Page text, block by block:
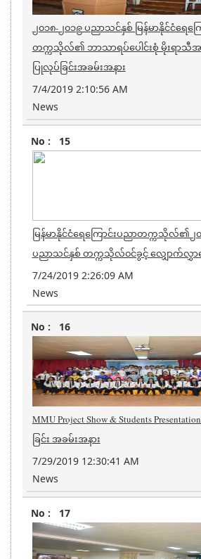
၂၀၁၈-၂၀၁၉ ပညာသင်နှစ် မြန်မာနိုင်ငံရေက
တက္ကသိုလ်၏ ဘာသာရပ်ပေါင်းစုံ မိုးရာသီအာ
ပြုလုပ်ခြင်းအခမ်းအနား
7/4/2019 2:10:56 AM
News
15
မြန်မာနိုင်ငံရေကြောင်းပညာတက္ကသိုလ်၏၂
ပညာသင်နှစ် တက္ကသိုလ်၀င်ခွင့် လျှောက်လွှာခ
7/24/2019 2:26:09 AM
News
16
MMU Project Show & Students
ခြင်း အခမ်းအနား
7/29/2019 12:30:41 AM
News
17